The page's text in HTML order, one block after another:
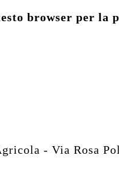
browser per la
- Via Rosa